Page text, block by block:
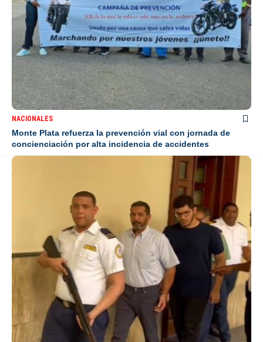
NACIONALES
Monte Plata refuerza la prevención vial con jornada de
concienciación por alta incidencia de accidentes